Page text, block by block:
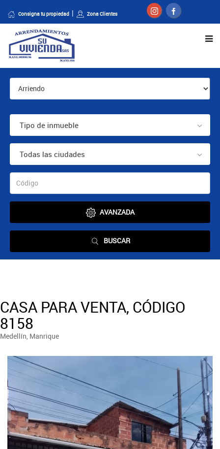
Consigna tu propiedad Zona Clientes
Tipo de inmueble
Todas las ciudades
AVANZADA
BUSCAR
CASA PARA VENTA, CÓDIGO
8158
Medellín, Manrique